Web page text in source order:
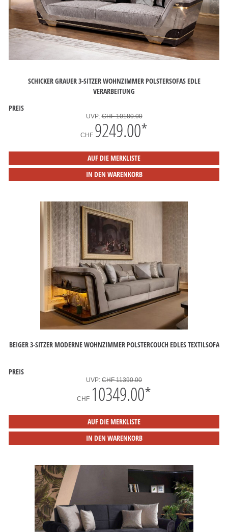
SCHICKER GRAUER 3-SITZER WOHNZIMMER POLSTERSOFAS EDLE
VERARBEITUNG
PREIS
UVP:CHF 10180.00
CHF 9249.00*
AUF DIE MERKLISTE
IN DEN WARENKORB
BEIGER 3-SITZER MODERNE WOHNZIMMER POLSTERCOUCH EDLES TEXTILSOFA
PREIS
UVP: CHF 11390.00
CHF 10349.00*
AUF DIE MERKLISTE
IN DEN WARENKORB